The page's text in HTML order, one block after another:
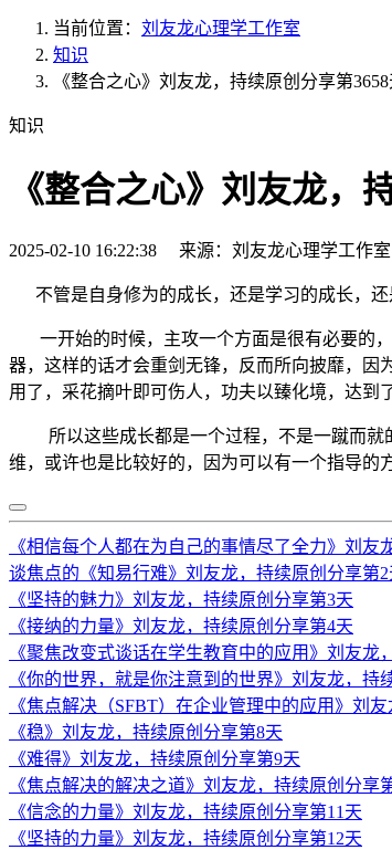
当前位置： 刘友龙心理学工作室
知识
《整合之心》刘友龙，持续原创分享第3658
知识
《整合之心》刘友龙，
2025-02-10 16:22:38 来源：刘友龙心理学工作
不管是自身修为的成长，还是学习的成长，
一开始的时候，主攻一个方面是很有必要的，
器，这样的话才会重剑无锋，反而所向披靡，因
用了，采花摘叶即可伤人，功夫以臻化境，达到
所以这些成长都是一个过程，不是一蹴而就的
维，或许也是比较好的，因为可以有一个指导的
《相信每个人都在为自己的事情尽了全力》刘友
谈焦点的《知易行难》刘友龙，持续原创分享第2
《坚持的魅力》刘友龙，持续原创分享第3天
《接纳的力量》刘友龙，持续原创分享第4天
《聚焦改变式谈话在学生教育中的应用》刘友龙
《你的世界，就是你注意到的世界》刘友龙，持
《焦点解决（SFBT）在企业管理中的应用》刘
《稳》刘友龙，持续原创分享第8天
《难得》刘友龙，持续原创分享第9天
《焦点解决的解决之道》刘友龙，持续原创分享
《信念的力量》刘友龙，持续原创分享第11天
《坚持的力量》刘友龙，持续原创分享第12天